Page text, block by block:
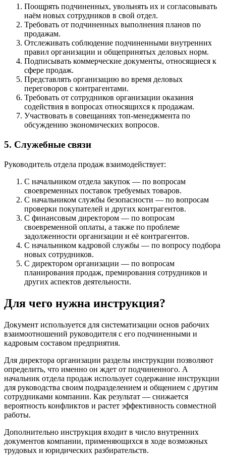
Поощрять подчиненных, увольнять их и согласовывать
наём новых сотрудников в свой отдел.
Требовать от подчиненных выполнения планов по
продажам.
Отслеживать соблюдение подчиненными внутренних
правил организации и общепринятых деловых норм.
Подписывать коммерческие документы, относящиеся к
сфере продаж.
Представлять организацию во время деловых
переговоров с контрагентами.
Требовать от сотрудников организации оказания
содействия в вопросах относящихся к продажам.
Участвовать в совещаниях топ-менеджмента по
обсуждению экономических вопросов.
5. Служебные связи
Руководитель отдела продаж взаимодействует:
С начальником отдела закупок — по вопросам
своевременных поставок требуемых товаров.
С начальником службы безопасности — по вопросам
проверки покупателей и других контрагентов.
С финансовым директором — по вопросам
своевременной оплаты, а также по проблеме
задолженности организации и её контрагентов.
С начальником кадровой службы — по вопросу подбора
новых сотрудников.
С директором организации — по вопросам
планирования продаж, премирования сотрудников и
других аспектов деятельности.
Для чего нужна инструкция?
Документ используется для систематизации основ рабочих
взаимоотношений руководителя с его подчиненными и
кадровым составом предприятия.
Для директора организации разделы инструкции позволяют
определить, что именно он ждет от подчиненного. А
начальник отдела продаж использует содержание инструкции
для руководства своим подразделением и общением с другим
сотрудниками компании. Как результат — снижается
вероятность конфликтов и растет эффективность совместной
работы.
Дополнительно инструкция входит в число внутренних
документов компании, применяющихся в ходе возможных
трудовых и юридических разбирательств.